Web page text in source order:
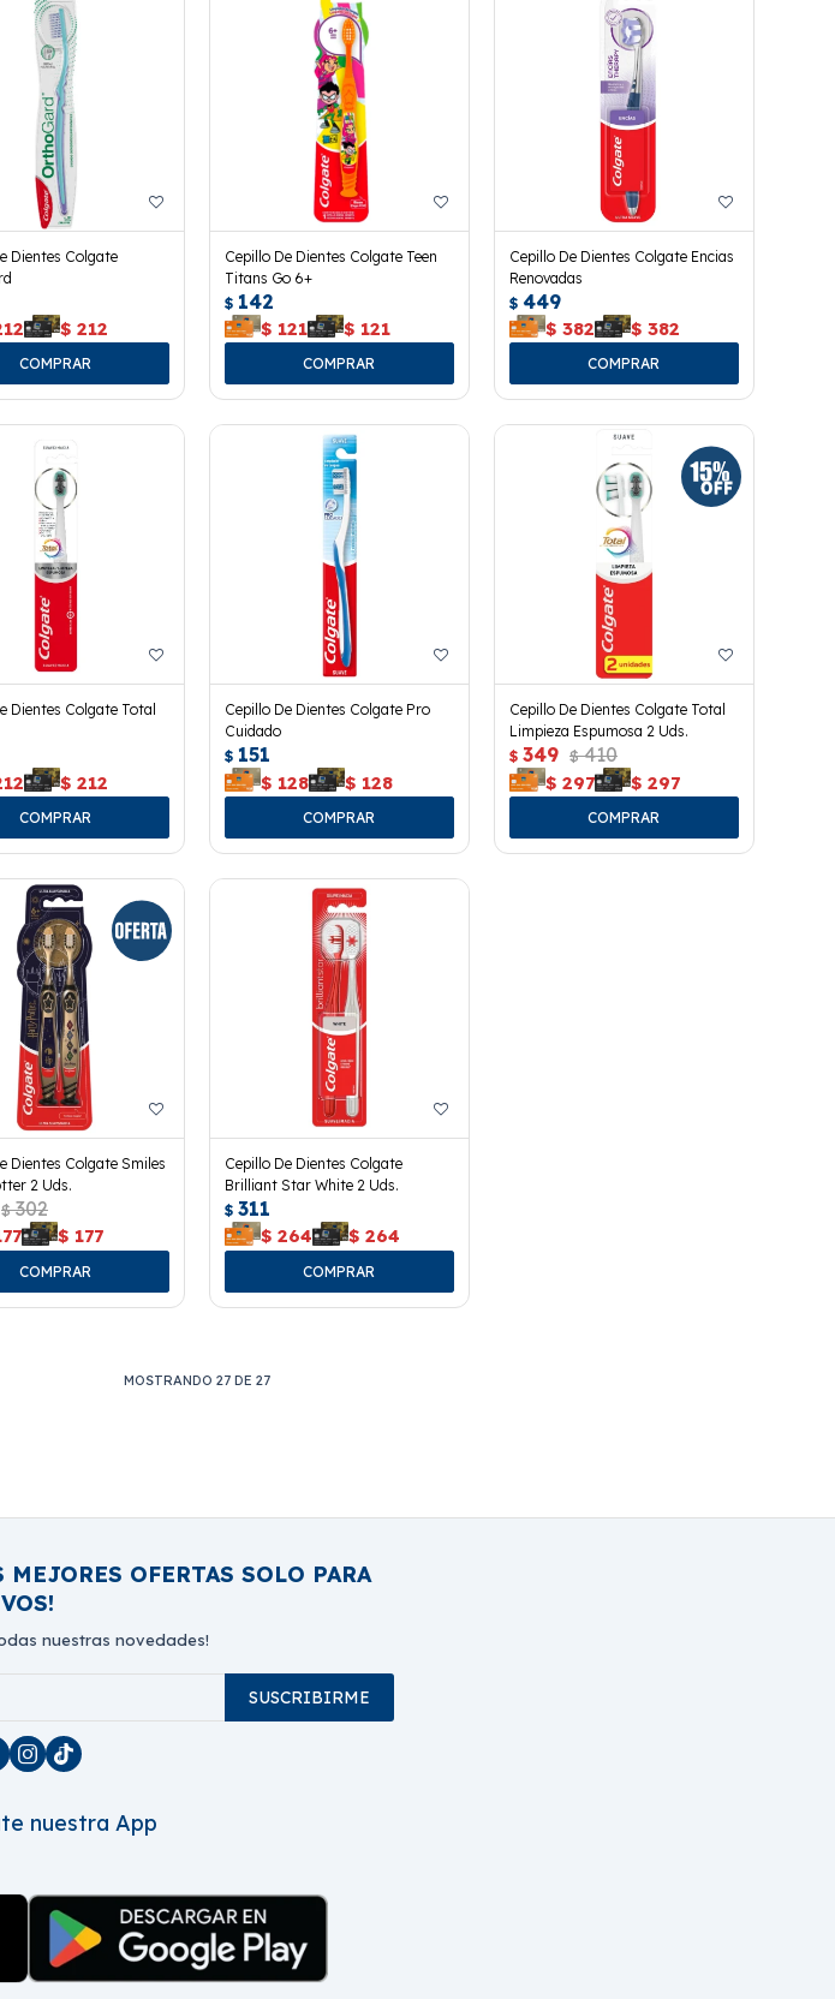
Dientes Colgate
$ 212
Cepillo De Dientes Colgate Teen
Titans Go 6+
$ 142
$ 121 $ 121
Cepillo De Dientes Colgate Encias
Renovadas
$ 449
$ 382 $ 382
Dientes Colgate Total
$ 212
Cepillo De Dientes Colgate Pro
Cuidado
$ 151
$ 128 $ 128
Cepillo De Dientes Colgate Total
Limpieza Espumosa 2 Uds.
$ 349 $ 410
$ 297 $ 297
Dientes Colgate Smiles
2 Uds.
$ 302
$ 177
Cepillo De Dientes Colgate
Brilliant Star White 2 Uds.
$ 311
$ 264 $ 264
MOSTRANDO 27DE 27
OFERTAS SOLO PARA
VOS!
nuestras novedades!
SUSCRIBIRME
 
nuestra App